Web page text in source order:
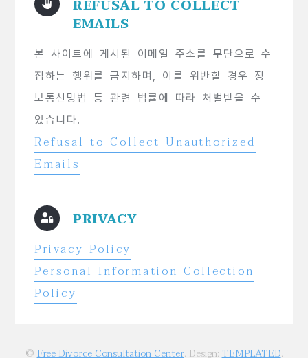
REFUSAL TO COLLECT
EMAILS
본 사이트에 게시된 이메일 주소를 무단으로 수
집하는 행위를 금지하며, 이를 위반할 경우 정
보통신망법 등 관련 법률에 따라 처벌받을 수
있습니다.
Refusal to Collect Unauthorized
Emails
PRIVACY
Privacy Policy
Personal Information Collection
Policy
©Free Divorce Consultation Center. Design:TEMPLATED.